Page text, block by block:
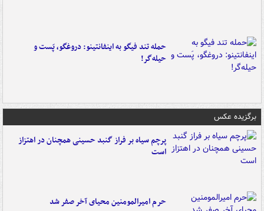
حمله تند فیگو به اینفانتینو: دروغگو، پَست‌ و
حیله‌گر!
برگزیده عکس
پرچم سیاه بر فراز گنبد حسینی همچنان در اهتزاز
است
حرم امیرالمومنین محیای آخر صفر شد